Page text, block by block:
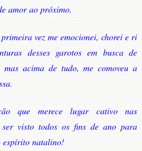
amor ao próximo.
vez me emocionei, chorei e ri
desses garotos em busca de
mas acima de tudo, me comoveu a
que merece lugar cativo nas
visto todos os fins de ano para
espírito natalino!